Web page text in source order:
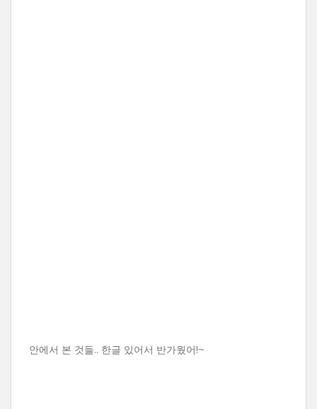
안에서 본 것들.. 한글 있어서 반가웠어!~